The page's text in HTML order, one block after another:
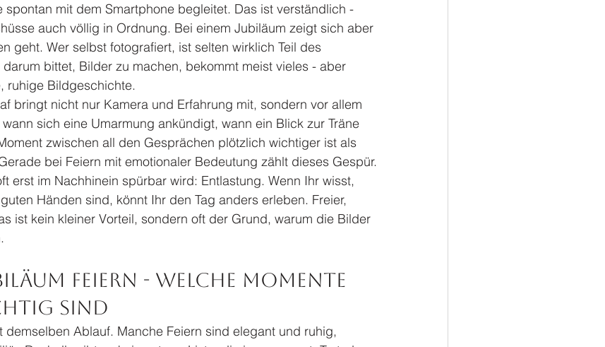
spontan mit dem Smartphone begleitet. Das ist verständlich -
auch völlig in Ordnung. Bei einem Jubiläum zeigt sich aber
geht. Wer selbst fotografiert, ist selten wirklich Teil des
bittet, Bilder zu machen, bekommt meist vieles - aber
ruhige Bildgeschichte.
bringt nicht nur Kamera und Erfahrung mit, sondern vor allem
sich eine Umarmung ankündigt, wann ein Blick zur Träne
zwischen all den Gesprächen plötzlich wichtiger ist als
bei Feiern mit emotionaler Bedeutung zählt dieses Gespür.
erst im Nachhinein spürbar wird: Entlastung. Wenn Ihr wisst,
Händen sind, könnt Ihr den Tag anders erleben. Freier,
ist kein kleiner Vorteil, sondern oft der Grund, warum die Bilder
feiern - welche Momente
sind
Ablauf. Manche Feiern sind elegant und ruhig,